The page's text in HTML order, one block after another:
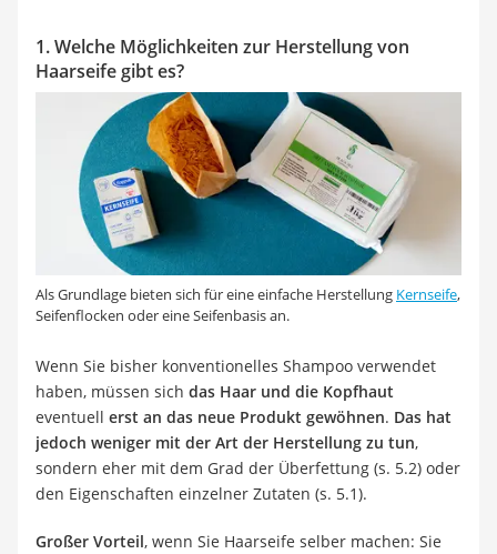
1. Welche Möglichkeiten zur Herstellung von
Haarseife gibt es?
Als Grundlage bieten sich für eine einfache Herstellung Kernseife,
Seifenflocken oder eine Seifenbasis an.
Wenn Sie bisher konventionelles Shampoo verwendet
haben, müssen sich das Haar und die Kopfhaut
eventuell erst an das neue Produkt gewöhnen. Das hat
jedoch weniger mit der Art der Herstellung zu tun,
sondern eher mit dem Grad der Überfettung (s. 5.2) oder
den Eigenschaften einzelner Zutaten (s. 5.1).
Großer Vorteil, wenn Sie Haarseife selber machen: Sie